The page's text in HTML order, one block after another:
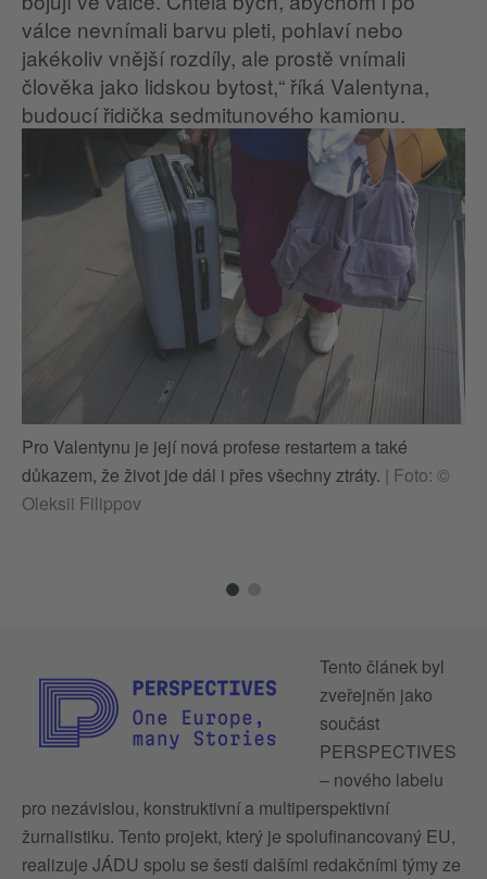
válce nevnímali barvu pleti, pohlaví nebo
jakékoliv vnější rozdíly, ale prostě vnímali
člověka jako lidskou bytost,“ říká Valentyna,
budoucí řidička sedmitunového kamionu.
Pro Valentynu je její nová profese restartem a také
důkazem, že život jde dál i přes všechny ztráty. | Foto: ©
Oleksii Filippov
Tento článek byl
zveřejněn jako
součást
PERSPECTIVES
– nového labelu
pro nezávislou, konstruktivní a multiperspektivní
žurnalistiku. Tento projekt, který je spolufinancovaný EU,
realizuje JÁDU spolu se šesti dalšími redakčními týmy ze